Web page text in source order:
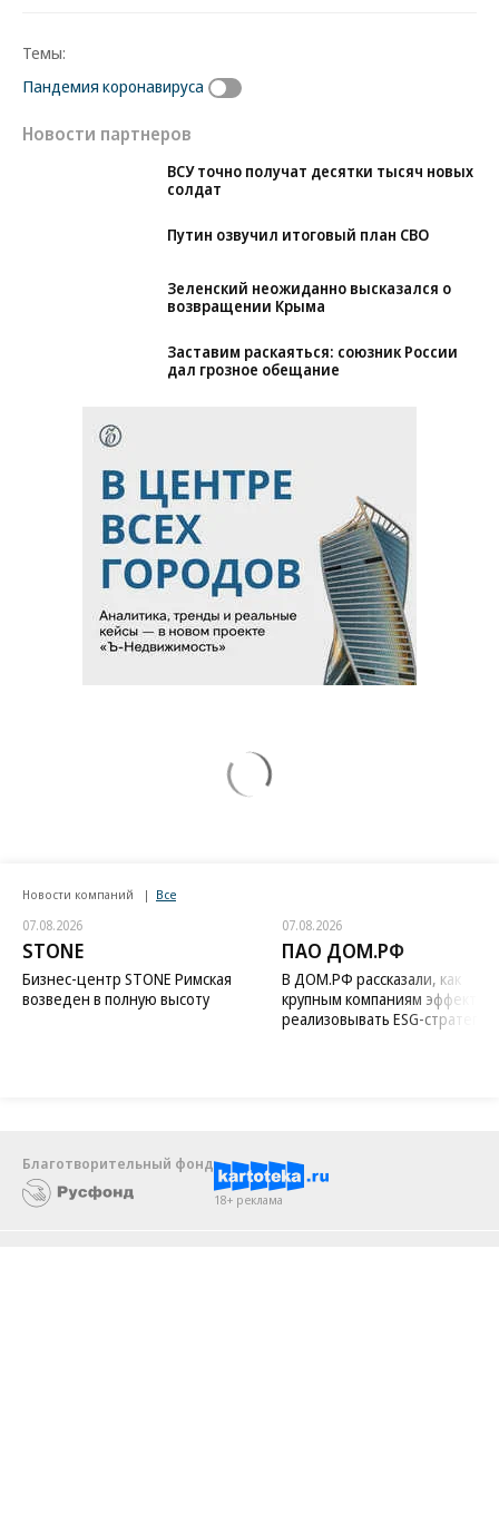
Темы:
Пандемия коронавируса
Новости партнеров
ВСУ точно получат десятки тысяч новых
солдат
Зеленский неожиданно высказался о
Заставим раскаяться: союзник России
Новости компаний
07.08.2026
STONE
Бизнес-центр STONE Римская
07.08.2026
ПАО ДОМ.РФ
В ДОМ.РФ рассказали, как
крупным компаниям
Благотворительный фонд